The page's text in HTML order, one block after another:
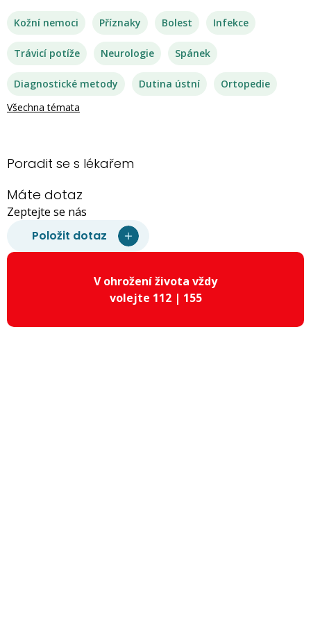
Kožní nemoci Příznaky Bolest Infekce
Trávicí potíže Neurologie Spánek
Diagnostické metody Dutina ústní
Ortopedie
Všechna témata
Poradit se s lékařem
Máte dotaz
Zeptejte se nás
Položit dotaz
V ohrožení života vždy
volejte 112 | 155